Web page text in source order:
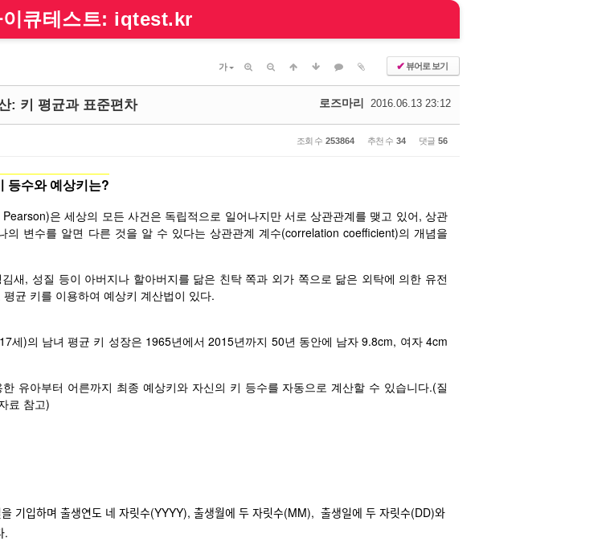
이큐테스트: iqtest.kr
✔뷰어로 보기
가
로즈마리 2016.06.13 23:12
: 키 평균과 표준편차
조회 수 253864 추천 수 34 댓글 56
등수와 예상키는?
은 세상의 모든 사건은 독립적으로 일어나지만 서로 상관관계를 맺고 있어, 상관
의 변수를 알면 다른 것을 알 수 있다는 상관관계 계수(correlation coefficient)의 개념을
새, 성질 등이 아버지나 할아버지를 닮은 친탁 쪽과 외가 쪽으로 닮은 외탁에 의한 유전
평균 키를 이용하여 예상키 계산법이 있다.
세)의 남녀 평균 키 성장은 1965년에서 2015년까지 50년 동안에 남자 9.8cm, 여자 4cm
유아부터 어른까지 최종 예상키와 자신의 키 등수를 자동으로 계산할 수 있습니다.(질
료 참고)
기입하며 출생연도 네 자릿수(YYYY), 출생월에 두 자릿수(MM), 출생일에 두 자릿수(DD)와
.